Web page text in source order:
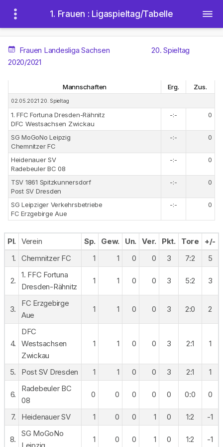
1. Frauen : Ligaspieltag/Tabelle
Frauen Landesliga Sachsen
2020/2021
20. Spieltag
Mannschaften Erg. Zus.
02.05.2021 20. Spieltag
1. FFC Fortuna Dresden-Rähnitz
DFC Westsachsen Zwickau
-:- 0
SG MoGoNo Leipzig
Chemnitzer FC
-:- 0
Heidenauer SV
Radebeuler BC 08
-:- 0
TSV 1861 Spitzkunnersdorf
Post SV Dresden
-:- 0
SG Leipziger Verkehrsbetriebe
FC Erzgebirge Aue
-:- 0
Pl. Verein Sp. Gew. Un. Ver. Pkt. Tore
+/-
1.
Chemnitzer FC 1 1 0 0 3 7:2 5
2.
1. FFC Fortuna
Dresden-Rähnitz
1 1 0 0 3 5:2 3
3.
FC Erzgebirge
Aue
1 1 0 0 3 2:0 2
4.
DFC
Westsachsen
Zwickau
1 1 0 0 3 2:1 1
5. Post SV Dresden 1 1 0 0 3 2:1 1
6.
Radebeuler BC
08
0 0 0 0 0 0:0 0
7. Heidenauer SV 1 0 0 1 0 1:2 -1
8.
SG MoGoNo
1 0 0 1 0 1:2 -1